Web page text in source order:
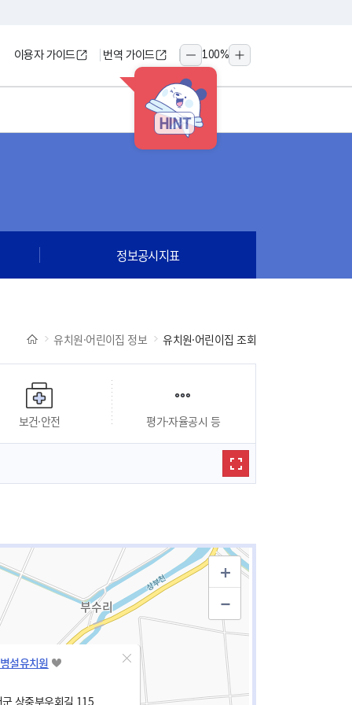
HINT
이용자 가이드 번역 가이드
축소
100%
확대
정보공시지표
유치원·어린이집 정보 유치원·어린이집 조회
보건·안전 평가·자율공시 등
설유치원
상중부우회길 115